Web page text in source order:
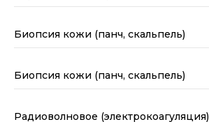
Биопсия кожи (панч, скальпель)
Биопсия кожи (панч, скальпель)
Радиоволновое (электрокоагуляция)